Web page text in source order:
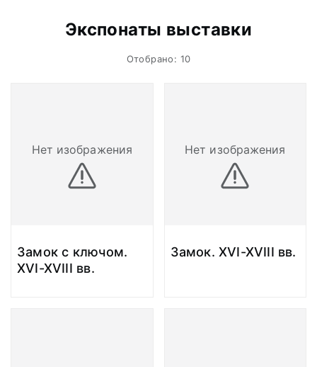
Экспонаты выставки
Отобрано: 10
Нет изображения
Замок с ключом.
XVI-XVIII вв.
Нет изображения
Замок. XVI-XVIII вв.